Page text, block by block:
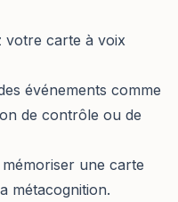
votre carte à voix
événements comme
de contrôle ou de
une carte
métacognition.